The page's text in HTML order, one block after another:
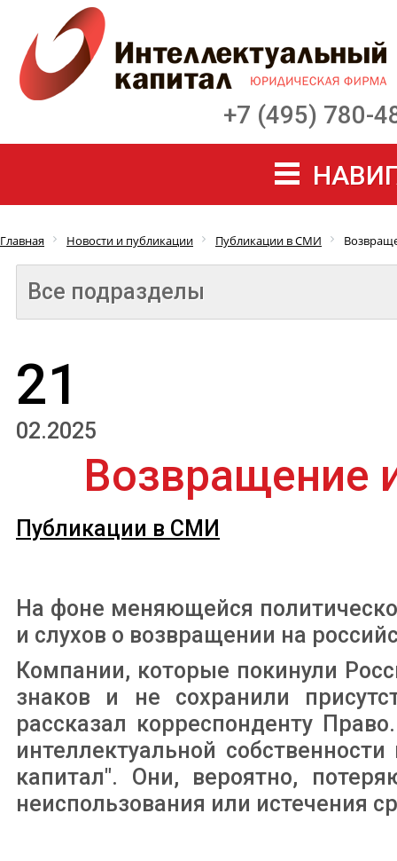
+7 (495) 780-
Главная Новости и публикации Публикации в СМИ
21
02.2025
Возвращение
Публикации в СМИ
На фоне меняющейся
и слухов о возвращении на
Компании, которые покинули
знаков и не сохранили
рассказал корреспонденту
интеллектуальной
капитал". Они, вероятно,
неиспользования или истечения
Все подразделы